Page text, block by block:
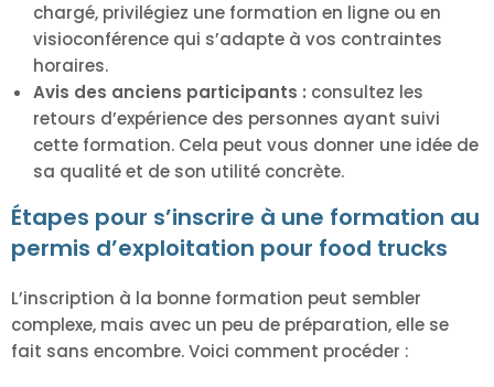
chargé, privilégiez une formation en ligne ou en
visioconférence qui s’adapte à vos contraintes
horaires.
Avis des anciens participants : consultez les
retours d’expérience des personnes ayant suivi
cette formation. Cela peut vous donner une idée de
sa qualité et de son utilité concrète.
Étapes pour s’inscrire à une formation au
permis d’exploitation pour food trucks
L’inscription à la bonne formation peut sembler
complexe, mais avec un peu de préparation, elle se
fait sans encombre. Voici comment procéder :